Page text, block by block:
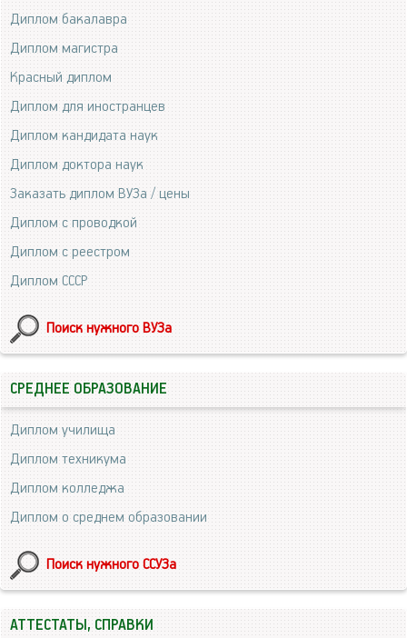
Диплом бакалавра
Диплом магистра
Красный диплом
Диплом для иностранцев
Диплом кандидата наук
Диплом доктора наук
Заказать диплом ВУЗа / цены
Диплом с проводкой
Диплом с реестром
Диплом СССР
Поиск нужного ВУЗа
СРЕДНЕЕ ОБРАЗОВАНИЕ
Диплом училища
Диплом техникума
Диплом колледжа
Диплом о среднем образовании
Поиск нужного ССУЗа
АТТЕСТАТЫ, СПРАВКИ